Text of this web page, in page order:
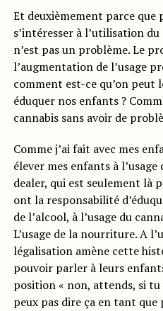
Et deuxièmement parce que
s’intéresser à l’utilisation
n’est pas un problème. Le
l’augmentation de l’usage
comment est-ce qu’on peut
éduquer nos enfants ?
cannabis sans avoir de
Comme j’ai fait avec mes
élever mes enfants à
dealer, qui est seulement là
ont la responsabilité
de l’alcool, à l’usage du
L’usage de la nourriture. A
légalisation amène cette
pouvoir parler à leurs
position « non, attends, si
peux pas dire ça en tant que